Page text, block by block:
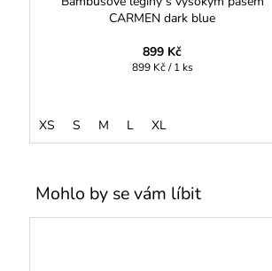
CARMEN dark blue
899 Kč
Měrná
899 Kč / 1 ks
XS S M L XL